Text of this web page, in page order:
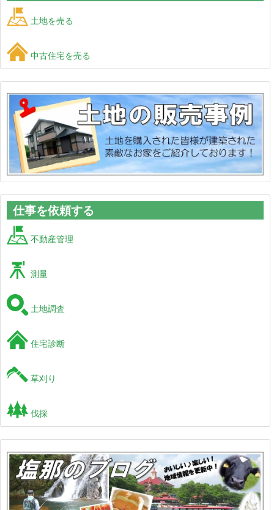
土地を売る
中古住宅を売る
仕事を依頼する
不動産管理
測量
土地調査
住宅診断
草刈り
伐採